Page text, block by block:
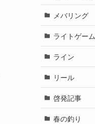
メバリング
ライトゲーム
ライン
リール
啓発記事
春の釣り